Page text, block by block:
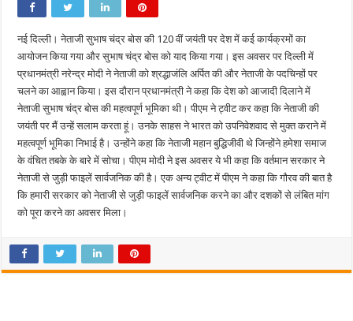
पर
पीएम
ने
किया
नमन
नई दिल्ली। नेताजी सुभाष चंद्र बोस की 120 वीं जयंती पर देश में कई कार्यक्रमों का
आयोजन किया गया और सुभाष चंद्र बोस को याद किया गया। इस अवसर पर दिल्ली में
प्रधानमंत्री नरेन्द्र मोदी ने नेताजी को श्रद्धाजंलि अर्पित की और नेताजी के पदचिन्हों पर
चलने का आह्वान किया। इस दौरान प्रधानमंत्री ने कहा कि देश को आजादी दिलाने में
नेताजी सुभाष चंद्र बोस की महत्वपूर्ण भूमिका थी। पीएम ने ट्वीट कर कहा कि नेताजी की
जयंती पर मैं उन्हें सलाम करता हूं। उनके साहस ने भारत को उपनिवेशवाद से मुक्त कराने में
महत्वपूर्ण भूमिका निभाई है। उन्होंने कहा कि नेताजी महान बुद्धिजीवी थे जिन्होंने हमेशा समाज
के वंचित तबके के बारे में सोचा। पीएम मोदी ने इस अवसर ये भी कहा कि वर्तमान सरकार ने
नेताजी से जुड़ी फाइलें सार्वजनिक की है। एक अन्य ट्वीट में पीएम ने कहा कि गौरव की बात है
कि हमारी सरकार को नेताजी से जुड़ी फाइलें सार्वजनिक करने का और दशकों से लंबित मांग
को पूरा करने का अवसर मिला।